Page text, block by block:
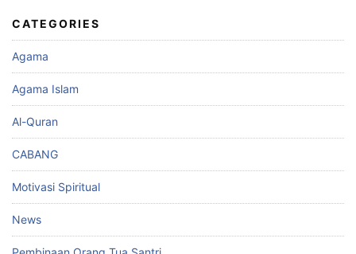
CATEGORIES
Agama
Agama Islam
Al-Quran
CABANG
Motivasi Spiritual
News